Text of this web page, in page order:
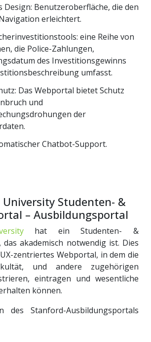
Design: Benutzeroberfläche, die den
erleichtert.
eine Reihe von
die Police-Zahlungen,
des Investitionsgewinns
umfasst.
Das Webportal bietet Schutz
und
der
Chatbot-Support.
Studenten- &
– Ausbildungsportal
hat ein Studenten- &
akademisch notwendig ist. Dies
zentriertes Webportal, in dem die
und andere zugehörigen
eintragen und wesentliche
können.
des Stanford-Ausbildungsportals